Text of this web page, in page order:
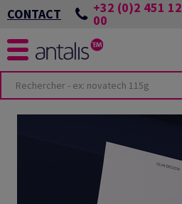
CONTACT +32 (0)2 451 12
00